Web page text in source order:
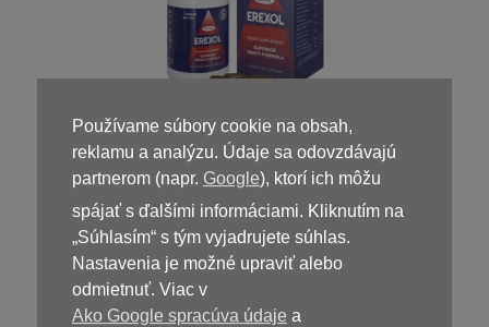
Používame súbory cookie na obsah,
reklamu a analýzu. Údaje sa odovzdávajú
partnerom (napr. Google), ktorí ich môžu
spájať s ďalšími informáciami. Kliknutím na
„Súhlasím“ s tým vyjadrujete súhlas.
Nastavenia je možné upraviť alebo
odmietnuť. Viac v
Ako Google spracúva údaje a
39,00€
Nedostupné